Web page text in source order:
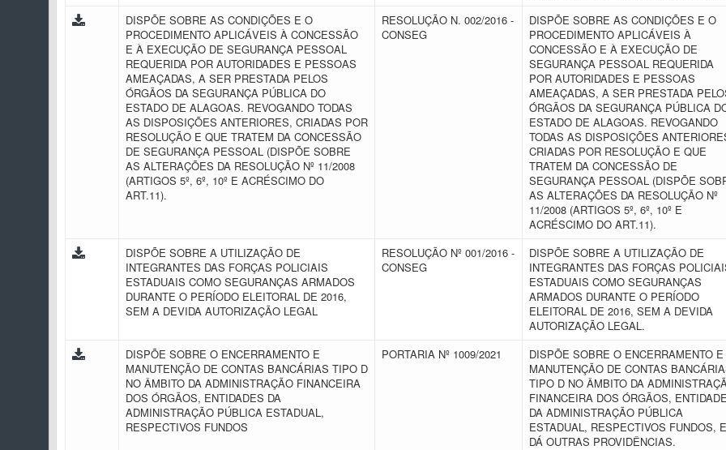
DISPÕE SOBRE AS CONDIÇÕES E O
PROCEDIMENTO APLICÁVEIS À CONCESSÃO
E À EXECUÇÃO DE SEGURANÇA PESSOAL
REQUERIDA POR AUTORIDADES E PESSOAS
AMEAÇADAS, A SER PRESTADA PELOS
ÓRGÃOS DA SEGURANÇA PÚBLICA DO
ESTADO DE ALAGOAS. REVOGANDO TODAS
AS DISPOSIÇÕES ANTERIORES, CRIADAS POR
RESOLUÇÃO E QUE TRATEM DA CONCESSÃO
DE SEGURANÇA PESSOAL (DISPÕE SOBRE
AS ALTERAÇÕES DA RESOLUÇÃO Nº 11/2008
(ARTIGOS 5º, 6º, 10º E ACRÉSCIMO DO
ART.11).
RESOLUÇÃO N. 002/2016 -
CONSEG
DISPÕE SOBRE AS CONDIÇÕES E O
PROCEDIMENTO APLICÁVEIS À
CONCESSÃO E À EXECUÇÃO DE
SEGURANÇA PESSOAL REQUERIDA
POR AUTORIDADES E PESSOAS
AMEAÇADAS, A SER PRESTADA
ÓRGÃOS DA SEGURANÇA PÚBLICA
ESTADO DE ALAGOAS. REVOGANDO
TODAS AS DISPOSIÇÕES
CRIADAS POR RESOLUÇÃO E QUE
TRATEM DA CONCESSÃO DE
SEGURANÇA PESSOAL (DISPÕE
AS ALTERAÇÕES DA RESOLUÇÃO Nº
11/2008 (ARTIGOS 5º, 6º, 10º E
ACRÉSCIMO DO ART.11).
DISPÕE SOBRE A UTILIZAÇÃO DE
INTEGRANTES DAS FORÇAS POLICIAIS
ESTADUAIS COMO SEGURANÇAS ARMADOS
DURANTE O PERÍODO ELEITORAL DE 2016,
SEM A DEVIDA AUTORIZAÇÃO LEGAL
RESOLUÇÃO Nº 001/2016 -
CONSEG
DISPÕE SOBRE A UTILIZAÇÃO DE
INTEGRANTES DAS FORÇAS
ESTADUAIS COMO SEGURANÇAS
ARMADOS DURANTE O PERÍODO
ELEITORAL DE 2016, SEM A DEVIDA
AUTORIZAÇÃO LEGAL.
DISPÕE SOBRE O ENCERRAMENTO E
MANUTENÇÃO DE CONTAS BANCÁRIAS TIPO D
NO ÂMBITO DA ADMINISTRAÇÃO FINANCEIRA
DOS ÓRGÃOS, ENTIDADES DA
ADMINISTRAÇÃO PÚBLICA ESTADUAL,
RESPECTIVOS FUNDOS
PORTARIA Nº 1009/2021
DISPÕE SOBRE O ENCERRAMENTO E
MANUTENÇÃO DE CONTAS
TIPO D NO ÂMBITO DA
FINANCEIRA DOS ÓRGÃOS,
DA ADMINISTRAÇÃO PÚBLICA
ESTADUAL, RESPECTIVOS FUNDOS, E
DÁ OUTRAS PROVIDÊNCIAS.